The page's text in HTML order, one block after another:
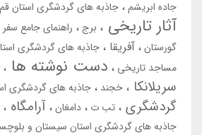
جاده ابریشم جاذبه های گردشگری استان قم
آثار تاریخی برج
راهنمای جامع
گورستان آفریقا جاذبه های گردشگری
مساجد تاریخی دست نوشته ها
سریلانکا
خجند جاذبه های گردشگری
گردشگری تب ت دامغان آرامگاه
جاذبه های گردشگری استان سیستان و